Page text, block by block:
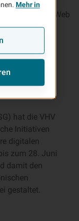
uns an den Web
2.1 AA.
hat die VHV
Initiativen
digitalen
zum 28. Juni
damit den
gestaltet.
Mehr in